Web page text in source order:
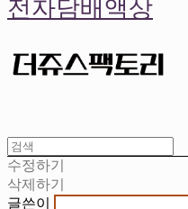
전자담배액상
수정하기
삭제하기
글쓴이